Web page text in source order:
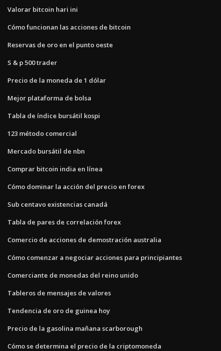
Valorar bitcoin hari ini
Cómo funcionan las acciones de bitcoin
Reservas de oro en el punto oeste
S & p 500 trader
Precio de la moneda de 1 dólar
Mejor plataforma de bolsa
Tabla de índice bursátil kospi
123 método comercial
Mercado bursátil de nbn
Comprar bitcoin india en línea
Cómo dominar la acción del precio en forex
Sub centavo existencias canadá
Tabla de pares de correlación forex
Comercio de acciones de demostración australia
Cómo comenzar a negociar acciones para principiantes
Comerciante de monedas del reino unido
Tableros de mensajes de valores
Tendencia de oro de guinea hoy
Precio de la gasolina mañana scarborough
Cómo se determina el precio de la criptomoneda